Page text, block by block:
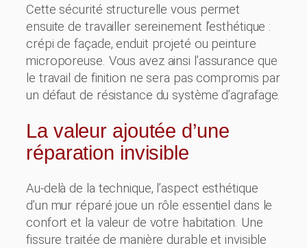
Cette sécurité structurelle vous permet
ensuite de travailler sereinement l’esthétique :
crépi de façade, enduit projeté ou peinture
microporeuse. Vous avez ainsi l’assurance que
le travail de finition ne sera pas compromis par
un défaut de résistance du système d’agrafage.
La valeur ajoutée d’une
réparation invisible
Au-delà de la technique, l’aspect esthétique
d’un mur réparé joue un rôle essentiel dans le
confort et la valeur de votre habitation. Une
fissure traitée de manière durable et invisible